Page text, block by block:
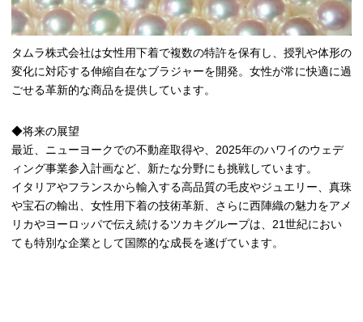
タムラ株式会社は女性用下着で複数の特許を保有し、授乳や体形の
変化に対応する伸縮自在なブラジャーを開発。女性が常に快適に過
ごせる革新的な商品を提供しています。
◆将来の展望
最近、ニューヨークでの不動産取得や、2025年のハワイのウェデ
ィング事業参入計画など、新たな分野にも挑戦しています。
イタリアやフランスから輸入する高品質の毛皮やジュエリー、真珠
や宝石の輸出、女性用下着の技術革新、さらに西陣織の魅力をアメ
リカやヨーロッパで伝え続けるツカキグループは、21世紀におい
ても特別な企業として国際的な成長を遂げています。